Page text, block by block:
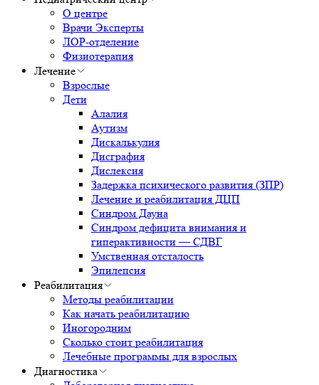
О центре
Врачи Эксперты
ЛОР-отделение
Физиотерапия
Лечение
Взрослые
Дети
Алалия
Аутизм
Дискалькулия
Дисграфия
Дислексия
Задержка психического развития (ЗПР)
Лечение и реабилитация ДЦП
Синдром Дауна
Синдром дефицита внимания и
гиперактивности — СДВГ
Умственная отсталость
Эпилепсия
Реабилитация
Методы реабилитации
Как начать реабилитацию
Иногородним
Сколько стоит реабилитация
Лечебные программы для взрослых
Диагностика